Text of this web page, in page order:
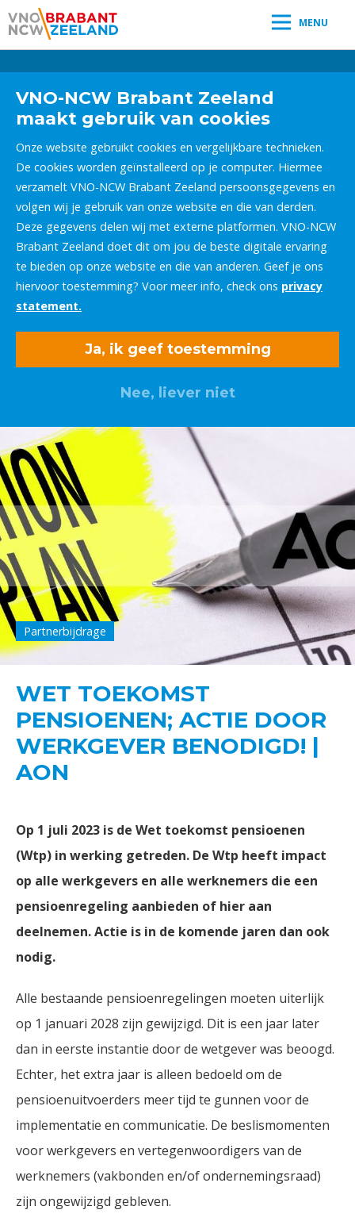
MENU
VNO-NCW Brabant Zeeland
maakt gebruik van cookies
Onze website gebruikt cookies en vergelijkbare technieken.
De cookies worden geïnstalleerd op je computer. Hiermee
verzamelt VNO-NCW Brabant Zeeland persoonsgegevens en
volgen wij je gebruik van onze website en die van derden.
Deze gegevens delen wij met externe platformen. VNO-NCW
Brabant Zeeland doet dit om jou de beste digitale ervaring
te bieden op onze website en die van anderen. Geef je ons
hiervoor toestemming? Voor meer info, check ons privacy
statement.
Ja, ik geef toestemming
Nee, liever niet
Partnerbijdrage
WET TOEKOMST
PENSIOENEN; ACTIE DOOR
WERKGEVER BENODIGD! |
AON
Op 1 juli 2023 is de Wet toekomst pensioenen
(Wtp) in werking getreden. De Wtp heeft impact
op alle werkgevers en alle werknemers die een
pensioenregeling aanbieden of hier aan
deelnemen. Actie is in de komende jaren dan ook
nodig.
Alle bestaande pensioenregelingen moeten uiterlijk
op 1 januari 2028 zijn gewijzigd. Dit is een jaar later
dan in eerste instantie door de wetgever was beoogd.
Echter, het extra jaar is alleen bedoeld om de
pensioenuitvoerders meer tijd te gunnen voor de
implementatie en communicatie. De beslismomenten
voor werkgevers en vertegenwoordigers van de
werknemers (vakbonden en/of ondernemingsraad)
zijn ongewijzigd gebleven.